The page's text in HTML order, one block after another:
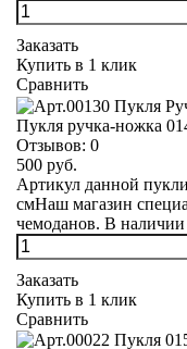
Заказать
Купить в 1 клик
Сравнить
Пукля ручка-ножка
Отзывов: 0
500 руб.
Артикул данной
смНаш магазин
чемоданов. В наличии
Заказать
Купить в 1 клик
Сравнить